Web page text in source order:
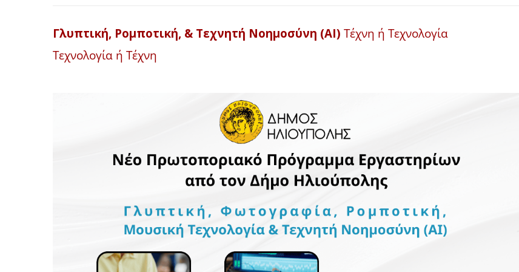
Γλυπτική, Ρομποτική, & Τεχνητή Νοημοσύνη (AI) Τέχνη ή Τεχνολογία
Τεχνολογία ή Τέχνη